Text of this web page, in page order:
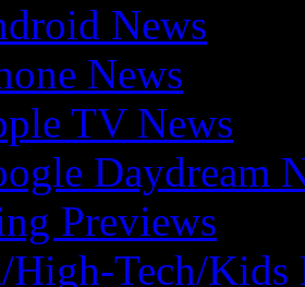
News
News
TV News
Daydream
Previews
High-Tech/Kids